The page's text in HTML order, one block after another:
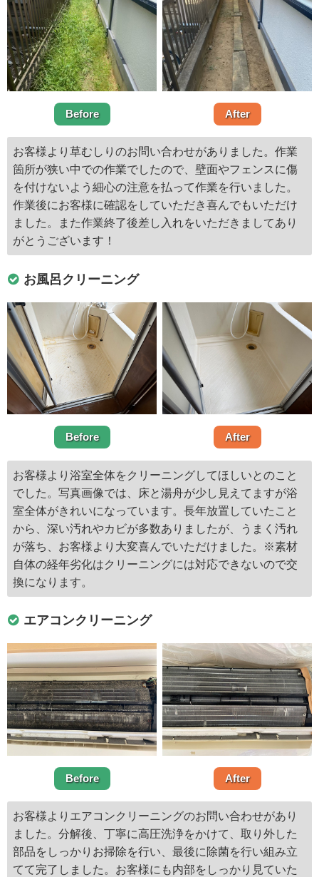
Before After
お客様より草むしりのお問い合わせがありました。作業
箇所が狭い中での作業でしたので、壁面やフェンスに傷
を付けないよう細心の注意を払って作業を行いました。
作業後にお客様に確認をしていただき喜んでもいただけ
ました。また作業終了後差し入れをいただきましてあり
がとうございます！
お風呂クリーニング
Before After
お客様より浴室全体をクリーニングしてほしいとのこと
でした。写真画像では、床と湯舟が少し見えてますが浴
室全体がきれいになっています。長年放置していたこと
から、深い汚れやカビが多数ありましたが、うまく汚れ
が落ち、お客様より大変喜んでいただけました。※素材
自体の経年劣化はクリーニングには対応できないので交
換になります。
エアコンクリーニング
Before After
お客様よりエアコンクリーニングのお問い合わせがあり
ました。分解後、丁寧に高圧洗浄をかけて、取り外した
部品をしっかりお掃除を行い、最後に除菌を行い組み立
てて完了しました。お客様にも内部をしっかり見ていた